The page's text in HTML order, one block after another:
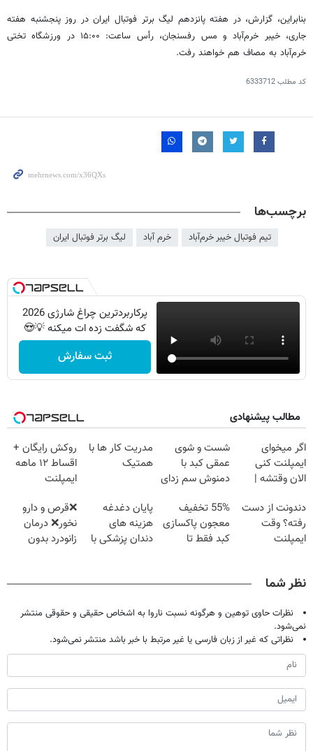
بنابراین، گزارش، در ⁩هفته پانزدهم لیگ برتر فوتبال ایران در روز پنجشنبه هفته
جاری، خیبر خرم‌آباد و مس رفسنجان، رأس ساعت: ۱۵:۰۰ در ورزشگاه تختی
خرم‌آباد به مصاف هم خواهند رفت.
کد مطلب6333712
برچسب‌ها
تیم فوتبال خیبر خرم‌آباد خرم آباد لیگ برتر فوتبال ایران
پرکاربردترین چراغ شارژی 2026
که شگفت زده ات میکنه 💡😍
ثبت سفارش
مطالب پیشنهادی
اگر میخوای
ایمپلنت کنی
الان وقتشه |
میلیون تومان!!!
شست و شوی
عمقی کبد با
دمنوش سم زدای
مدریت کار ها با
همتیک
روکش رایگان +
اقساط ۱۲ ماهه
ایمپلنت
دندونت از دست
رفته؟ وقت
ایمپلنت
55% تخفیف
معجون پاکسازی
کبد فقط تا
پایان دغدغه
هزینه های
دندان پزشکی با
❌قرص‌ و دارو
نخور❌ درمان
زانودرد بدون
نظر شما
نظرات حاوی توهین و هرگونه نسبت ناروا به اشخاص حقیقی و حقوقی منتشر
نمی‌شود.
نظراتی که غیر از زبان فارسی یا غیر مرتبط با خبر باشد منتشر نمی‌شود.